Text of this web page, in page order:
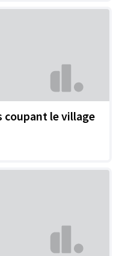
coupant le village